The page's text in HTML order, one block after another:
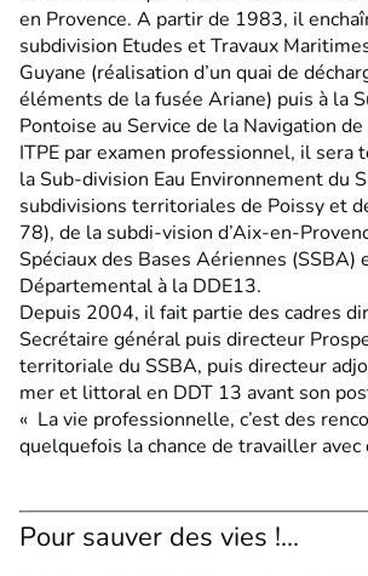
en Provence. A partir de 1983, il
subdivision Etudes et Travaux
Guyane (réalisation d’un quai de
éléments de la fusée Ariane) puis à la
Pontoise au Service de la Navigation de
ITPE par examen professionnel, il sera
la Sub-division Eau Environnement du
subdivisions territoriales de Poissy et
78), de la subdi-vision d’Aix-en-
Spéciaux des Bases Aériennes (SSBA)
Départemental à la DDE13.
Depuis 2004, il fait partie des cadres
Secrétaire général puis directeur
territoriale du SSBA, puis directeur
mer et littoral en DDT 13 avant son
« La vie professionnelle, c’est des
quelquefois la chance de travailler avec
Pour sauver des vies !...